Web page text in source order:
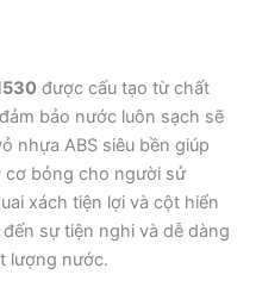
được cấu tạo từ chất
bảo nước luôn sạch sẽ
nhựa ABS siêu bền giúp
cơ bỏng cho người sử
xách tiện lợi và cột hiển
sự tiện nghi và dễ dàng
lượng nước.